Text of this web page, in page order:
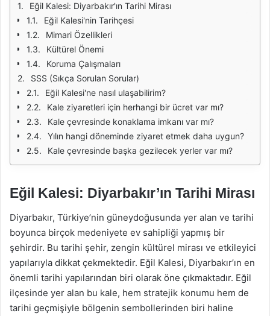
Eğil Kalesi: Diyarbakır'ın Tarihi Mirası
Eğil Kalesi'nin Tarihçesi
Mimari Özellikleri
Kültürel Önemi
Koruma Çalışmaları
SSS (Sıkça Sorulan Sorular)
Eğil Kalesi'ne nasıl ulaşabilirim?
Kale ziyaretleri için herhangi bir ücret var mı?
Kale çevresinde konaklama imkanı var mı?
Yılın hangi döneminde ziyaret etmek daha uygun?
Kale çevresinde başka gezilecek yerler var mı?
Eğil Kalesi: Diyarbakır’ın Tarihi Mirası
Diyarbakır, Türkiye’nin güneydoğusunda yer alan ve tarihi
boyunca birçok medeniyete ev sahipliği yapmış bir
şehirdir. Bu tarihi şehir, zengin kültürel mirası ve etkileyici
yapılarıyla dikkat çekmektedir. Eğil Kalesi, Diyarbakır’ın en
önemli tarihi yapılarından biri olarak öne çıkmaktadır. Eğil
ilçesinde yer alan bu kale, hem stratejik konumu hem de
tarihi geçmişiyle bölgenin sembollerinden biri haline